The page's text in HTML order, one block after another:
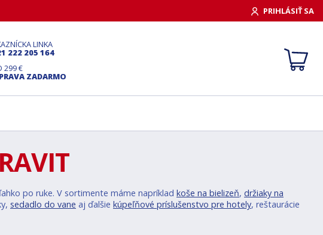
PRIHLÁSIŤ SA
LINKA
222 205 164
299 €
ZADARMO
po ruke. V sortimente máme napríklad koše na bielizeň, držiaky na
sedadlo do vane aj ďalšie kúpeľňové príslušenstvo pre hotely, reštaurácie